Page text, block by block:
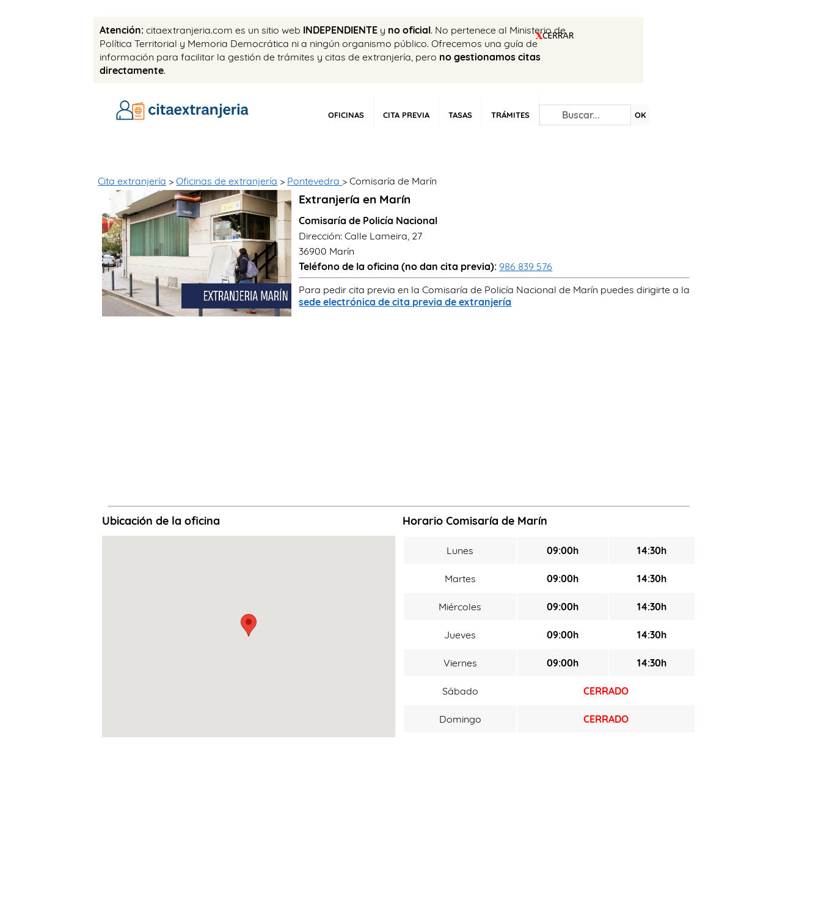
Atención: citaextranjeria.com es un sitio web INDEPENDIENTE y no oficial. No pertenece al Ministerio de
Política Territorial y Memoria Democrática ni a ningún organismo público. Ofrecemos una guía de
información para facilitar la gestión de trámites y citas de extranjería, pero no gestionamos citas
directamente.
OFICINAS CITA PREVIA TASAS TRÁMITES OK
Cita extranjería >Oficinas de extranjería > Pontevedra > Comisaría de Marín
Extranjería en Marín
Comisaría de Policía Nacional
Dirección: Calle Lameira, 27
36900 Marín
Teléfono de la oficina (no dan cita previa): 986 839 576
Para pedir cita previa en la Comisaría de Policía Nacional de Marín puedes dirigirte a la
sede electrónica de cita previa de extranjería
Ubicación de la oficina Horario Comisaría de Marín
Lunes 09:00h 14:30h
Martes 09:00h 14:30h
Miércoles 09:00h 14:30h
Jueves 09:00h 14:30h
Viernes 09:00h 14:30h
Sábado CERRADO
Domingo CERRADO